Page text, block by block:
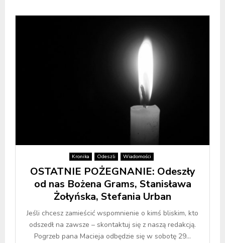
Kronika Odeszli Wiadomości
OSTATNIE POŻEGNANIE: Odeszły
od nas Bożena Grams, Stanisława
Żołyńska, Stefania Urban
Jeśli chcesz zamieścić wspomnienie o kimś bliskim, kto
odszedł na zawsze – skontaktuj się z naszą redakcją.
Pogrzeb pana Macieja odbędzie się w sobotę 29...